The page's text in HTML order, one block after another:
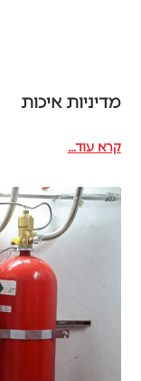
מדיניות איכות
קרא עוד...